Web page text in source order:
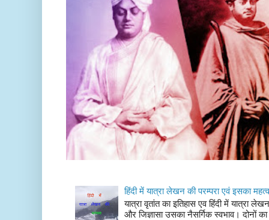
हिंदी में यात्रा लेखन की परम्परा एवं इसका महत्व
यात्रा वृतांत का इतिहास एव हिंदी में यात्रा
और जिज्ञासा उसका नैसर्गिक स्वभाव। दोनों